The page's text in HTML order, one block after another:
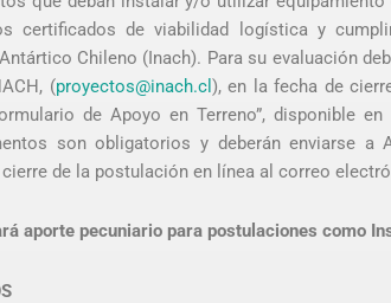
certificados de viabilidad logística y
Chileno (Inach). Para su evaluación
(proyectos@inach.cl ), en la fecha de
de Apoyo en Terreno”, disponible
son obligatorios y deberán enviarse a
de la postulación en línea al correo
aporte pecuniario para postulaciones como